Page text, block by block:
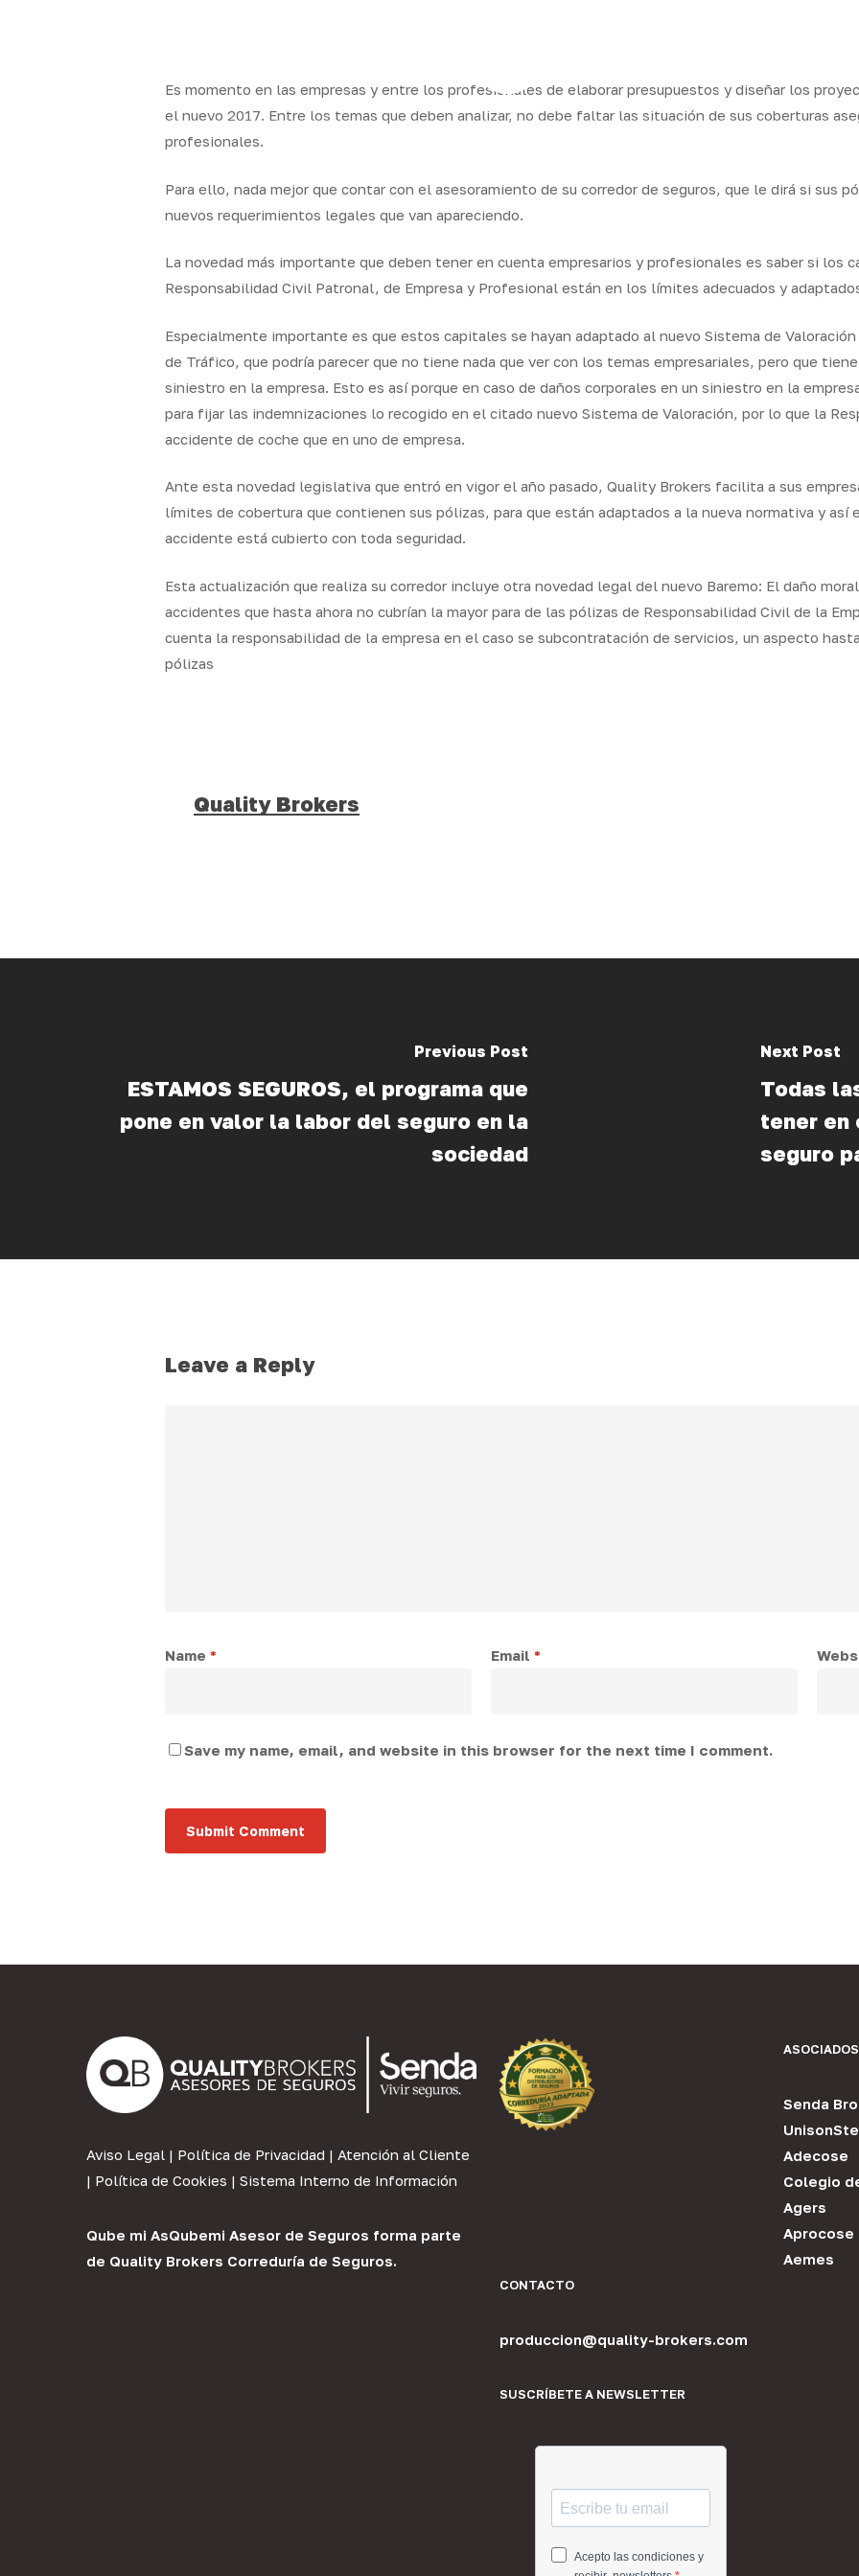
Es momento en las empresas y entre los profesionales de elaborar presupuestos y diseñar los
el nuevo 2017. Entre los temas que deben analizar, no debe faltar las situación de sus coberturas
profesionales.
Para ello, nada mejor que contar con el asesoramiento de su corredor de seguros, que le dirá si sus
nuevos requerimientos legales que van apareciendo.
La novedad más importante que deben tener en cuenta empresarios y profesionales es saber si los
Responsabilidad Civil Patronal, de Empresa y Profesional están en los límites adecuados y
Especialmente importante es que estos capitales se hayan adaptado al nuevo Sistema de
de Tráfico, que podría parecer que no tiene nada que ver con los temas empresariales, pero que
siniestro en la empresa. Esto es así porque en caso de daños corporales en un siniestro en la
para fijar las indemnizaciones lo recogido en el citado nuevo Sistema de Valoración, por lo que la
accidente de coche que en uno de empresa.
Ante esta novedad legislativa que entró en vigor el año pasado, Quality Brokers facilita a sus
límites de cobertura que contienen sus pólizas, para que están adaptados a la nueva normativa y así
accidente está cubierto con toda seguridad.
Esta actualización que realiza su corredor incluye otra novedad legal del nuevo Baremo: El daño
accidentes que hasta ahora no cubrían la mayor para de las pólizas de Responsabilidad Civil de la
cuenta la responsabilidad de la empresa en el caso se subcontratación de servicios, un aspecto
pólizas
Quality Brokers
Previous Post
ESTAMOS SEGUROS, el programa que
pone en valor la labor del seguro en la
sociedad
Next Post
Todas
tener en
seguro
Leave a Reply
Name * Email *
Save my name, email, and website in this browser for the next time I comment.
Aviso Legal | Política de Privacidad | Atención al Cliente
| Política de Cookies | Sistema Interno de Información
Qube mi AsQubemi Asesor de Seguros forma parte
de Quality Brokers Correduría de Seguros.
Senda
Adecose
Colegio
Agers
Aprocose
Aemes
CONTACTO
produccion@quality-brokers.com
SUSCRÍBETE A NEWSLETTER